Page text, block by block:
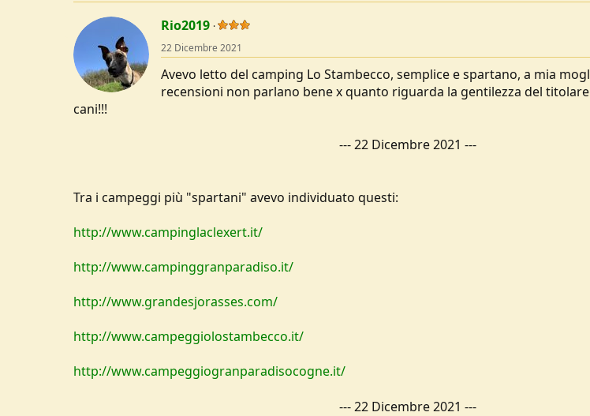
Rio2019
22 Dicembre 2021
Avevo letto del camping Lo Stambecco, semplice e spartano, a mia
recensioni non parlano bene x quanto riguarda la gentilezza del
cani!!!
---22 Dicembre 2021 ---
Tra i campeggi più "spartani" avevo individuato questi:
http://www.campinglaclexert.it/
http://www.campinggranparadiso.it/
http://www.grandesjorasses.com/
http://www.campeggiolostambecco.it/
http://www.campeggiogranparadisocogne.it/
---22 Dicembre 2021 ---